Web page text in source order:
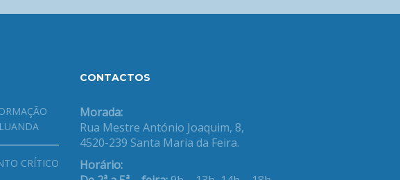
CRÍTICO
CONTACTOS
Morada:
Rua Mestre António Joaquim, 8,
4520-239 Santa Maria da Feira.
Horário: